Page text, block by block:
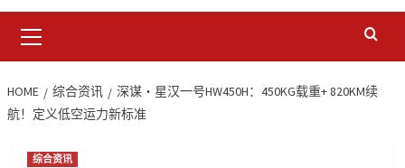
Menu
HOME 综合资讯
深谋・星汉一号HW450H：450KG载重+ 820KM续
航！定义低空运力新标准
综合资讯